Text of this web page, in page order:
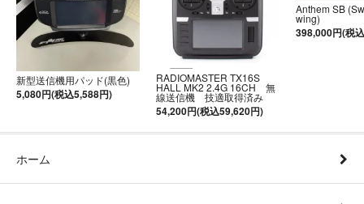
新型送信機用パッド(黒色)
5,080円(税込5,588円)
RADIOMASTER TX16S
HALL MK2 2.4G 16CH 無
線送信機 技適取得済み
54,200円(税込59,620円)
Anthem SB
wing)
398,000円(税
ホーム